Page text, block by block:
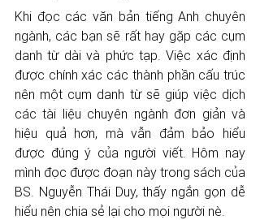
Khi đọc các văn bản tiếng Anh chuyên
ngành, các bạn sẽ rất hay gặp các cụm
danh từ dài và phức tạp. Việc xác định
được chính xác các thành phần cấu trúc
nên một cụm danh từ sẽ giúp việc dịch
các tài liệu chuyên ngành đơn giản và
hiệu quả hơn, mà vẫn đảm bảo hiểu
được đúng ý của người viết. Hôm nay
mình đọc được đoạn này trong sách của
BS. Nguyễn Thái Duy, thấy ngắn gọn dễ
hiểu nên chia sẻ lại cho mọi người nè.